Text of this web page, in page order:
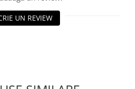
UN REVIEW